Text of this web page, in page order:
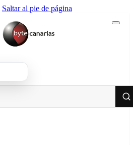
Saltar al pie de página